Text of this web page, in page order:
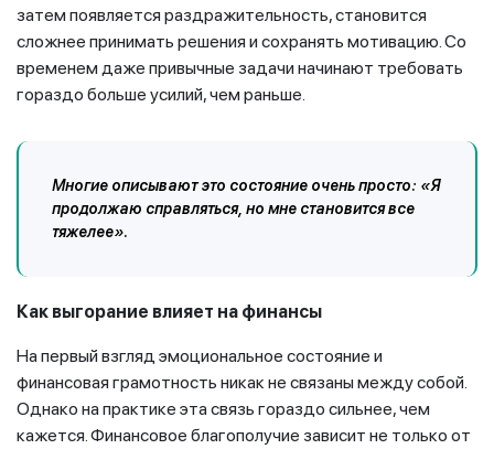
затем появляется раздражительность, становится
сложнее принимать решения и сохранять мотивацию. Со
временем даже привычные задачи начинают требовать
гораздо больше усилий, чем раньше.
Многие описывают это состояние очень просто: «Я
продолжаю справляться, но мне становится все
тяжелее».
Как выгорание влияет на финансы
На первый взгляд эмоциональное состояние и
финансовая грамотность никак не связаны между собой.
Однако на практике эта связь гораздо сильнее, чем
кажется. Финансовое благополучие зависит не только от